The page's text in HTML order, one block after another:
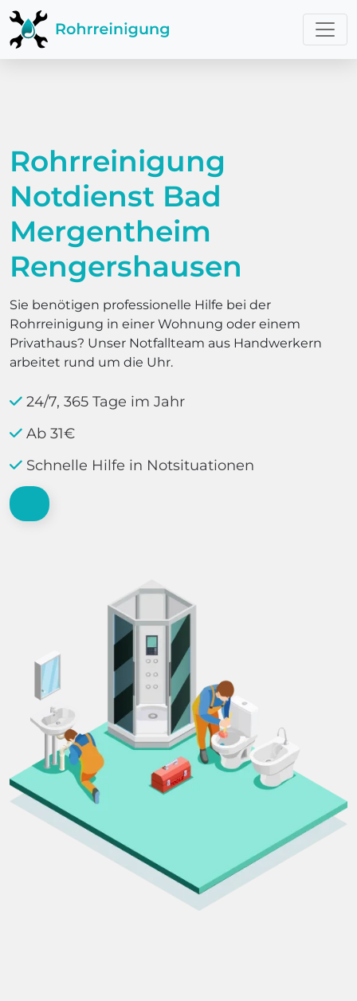
Rohrreinigung
Notdienst Bad
Mergentheim
Rengershausen
Sie benötigen professionelle Hilfe bei der
Rohrreinigung in einer Wohnung oder einem
Privathaus? Unser Notfallteam aus Handwerkern
arbeitet rund um die Uhr.
24/7, 365 Tage im Jahr
Ab 31€
Schnelle Hilfe in Notsituationen